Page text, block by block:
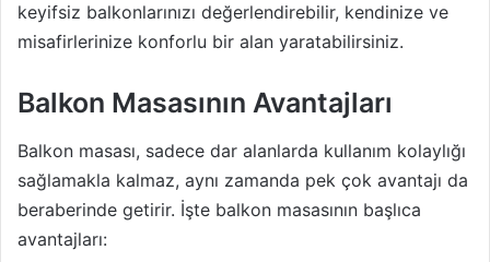
keyifsiz balkonlarınızı değerlendirebilir, kendinize ve
misafirlerinize konforlu bir alan yaratabilirsiniz.
Balkon Masasının Avantajları
Balkon masası, sadece dar alanlarda kullanım kolaylığı
sağlamakla kalmaz, aynı zamanda pek çok avantajı da
beraberinde getirir. İşte balkon masasının başlıca
avantajları: